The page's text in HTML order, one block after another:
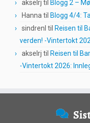
akselrj til Blogg 2 –
Hanna til Blogg 4/4:
sindrenl til Reisen til
verden! -Vintertokt
akselrj til Reisen til
-Vintertokt 2026: